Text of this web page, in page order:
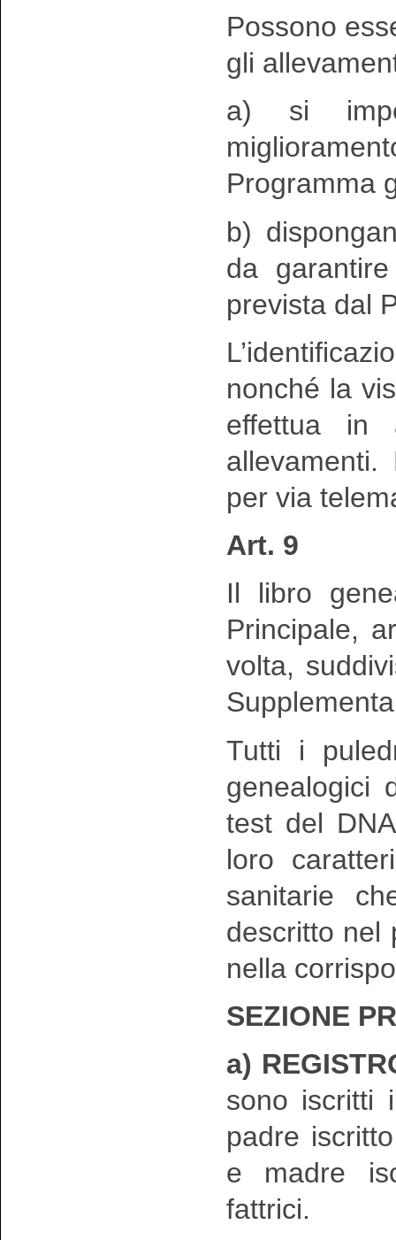
Possono
gli
a) si
Programma
b)
da
prevista dal
nonché la
effettua in
per via
Art. 9
Il libro
Principale,
volta,
Tutti i
genealogici
test del
loro
sanitarie
descritto nel
nella
SEZIONE
a)
sono iscritti
padre
e madre
fattrici.